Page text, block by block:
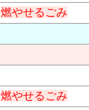
燃やせるごみ
燃やせるごみ